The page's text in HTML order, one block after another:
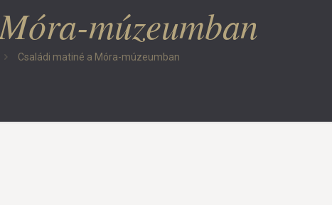
múzeumban
Családi matiné a Móra-múzeumban